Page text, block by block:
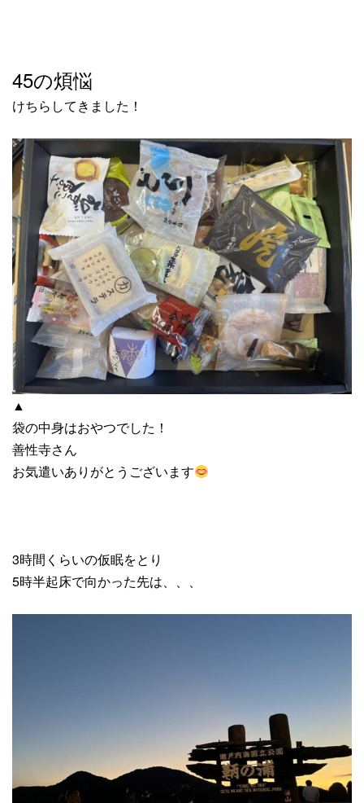
45の煩悩
けちらしてきました！
▲
袋の中身はおやつでした！
善性寺さん
お気遣いありがとうございます
3時間くらいの仮眠をとり
5時半起床で向かった先は、、、